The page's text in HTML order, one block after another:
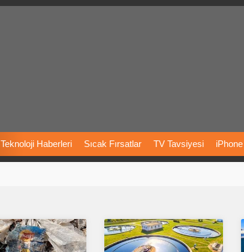
Teknoloji Haberleri Sıcak Fırsatlar TV Tavsiyesi iPhone
İnstagram Dondurma İnstagram Çöktü Mü